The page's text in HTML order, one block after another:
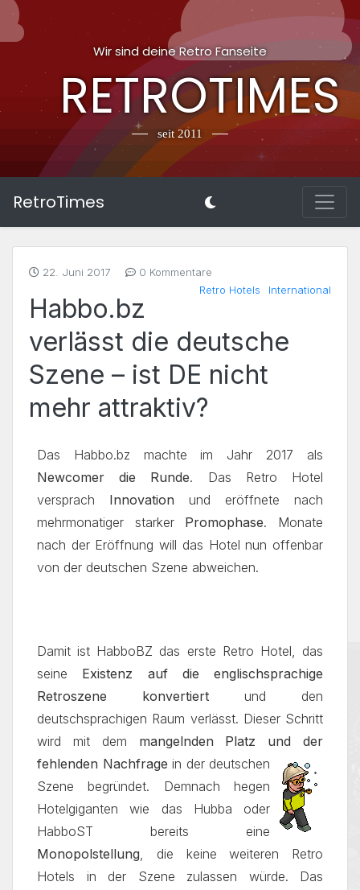
Wir sind deine Retro Fanseite
RETROTIMES
seit 2011
RetroTimes
22. Juni 2017
0 Kommentare
Retro Hotels
International
Habbo.bz
verlässt die deutsche
Szene – ist DE nicht
mehr attraktiv?
Das Habbo.bz machte im Jahr 2017 als
Newcomer die Runde. Das Retro Hotel
versprach Innovation und eröffnete nach
mehrmonatiger starker Promophase. Monate
nach der Eröffnung will das Hotel nun offenbar
von der deutschen Szene abweichen.
Damit ist HabboBZ das erste Retro Hotel, das
seine Existenz auf die englischsprachige
Retroszene konvertiert und den
deutschsprachigen Raum verlässt. Dieser Schritt
wird mit dem mangelnden Platz und der
fehlenden Nachfrage in der deutschen
Szene begründet. Demnach hegen
Hotelgiganten wie das Hubba oder
HabboST bereits eine
Monopolstellung, die keine weiteren Retro
Hotels in der Szene zulassen würde. Das